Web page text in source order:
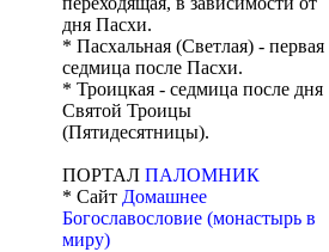
дня Пасхи.
* Пасхальная (Светлая) - первая
седмица после Пасхи.
* Троицкая - седмица после дня
Святой Троицы
(Пятидесятницы).
ПОРТАЛ ПАЛОМНИК
* Сайт Домашнее
Богославословие (монастырь в
миру)